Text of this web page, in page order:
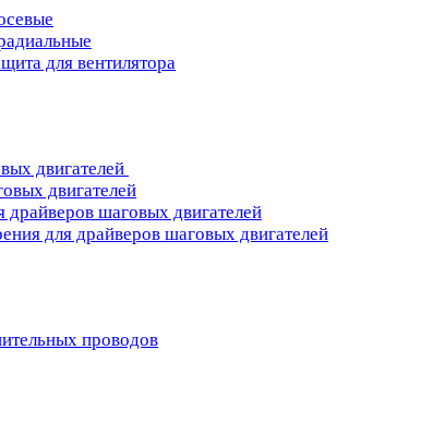
для вентилятора
двигателей
двигателей
драйверов шаговых двигателей
для драйверов шаговых двигателей
проводов